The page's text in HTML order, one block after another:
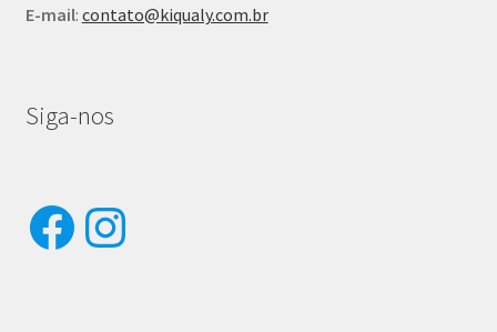
E-mail: contato@kiqualy.com.br
Siga-nos
Facebook
Instagram